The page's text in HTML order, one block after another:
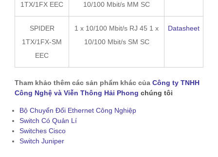
1TX/1FX EEC
10/100 Mbit/s MM SC
SPIDER
1TX/1FX-SM
EEC
1 x 10/100 Mbit/s RJ 45 1 x
10/100 Mbit/s SM SC
Datasheet
Tham khảo thêm các sản phẩm khác của Công ty TNHH
Công Nghệ và Viễn Thông Hải Phong chúng tôi
Bộ Chuyển Đổi Ethernet Công Nghiệp
Switch Có Quản Lí
Switches Cisco
Switch Juniper